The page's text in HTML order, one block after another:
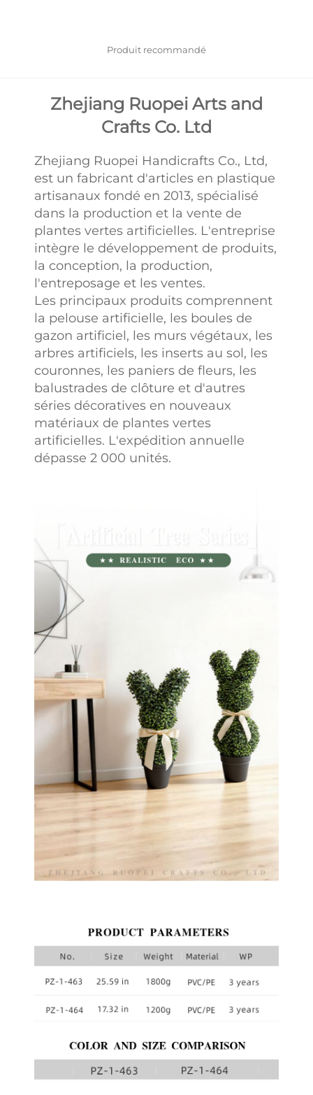
Produit recommandé
Zhejiang Ruopei Arts and
Crafts Co. Ltd
Zhejiang Ruopei Handicrafts Co., Ltd,
est un fabricant d'articles en plastique
artisanaux fondé en 2013, spécialisé
dans la production et la vente de
plantes vertes artificielles. L'entreprise
intègre le développement de produits,
la conception, la production,
l'entreposage et les ventes.
Les principaux produits comprennent
la pelouse artificielle, les boules de
gazon artificiel, les murs végétaux, les
arbres artificiels, les inserts au sol, les
couronnes, les paniers de fleurs, les
balustrades de clôture et d'autres
séries décoratives en nouveaux
matériaux de plantes vertes
artificielles. L'expédition annuelle
dépasse 2 000 unités.